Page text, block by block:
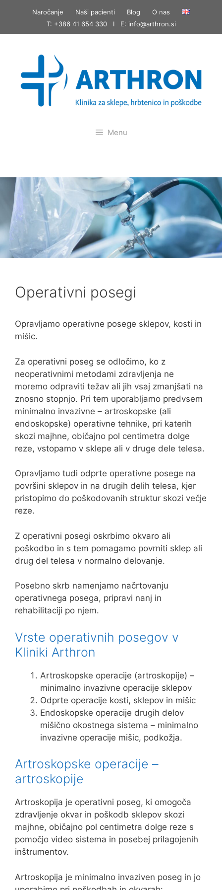
Naročanje Naši pacienti Blog
O nas
T: +386 41 654 330 I E: info@arthron.si
Menu
Operativni posegi
Opravljamo operativne posege sklepov, kosti in
mišic.
Za operativni poseg se odločimo, ko z
neoperativnimi metodami zdravljenja ne
moremo odpraviti težav ali jih vsaj zmanjšati na
znosno stopnjo. Pri tem uporabljamo predvsem
minimalno invazivne – artroskopske (ali
endoskopske) operativne tehnike, pri katerih
skozi majhne, običajno pol centimetra dolge
reze, vstopamo v sklepe ali v druge dele telesa.
Opravljamo tudi odprte operativne posege na
površini sklepov in na drugih delih telesa, kjer
pristopimo do poškodovanih struktur skozi večje
reze.
Z operativni posegi oskrbimo okvaro ali
poškodbo in s tem pomagamo povrniti sklep ali
drug del telesa v normalno delovanje.
Posebno skrb namenjamo načrtovanju
operativnega posega, pripravi nanj in
rehabilitaciji po njem.
Vrste operativnih posegov v
Kliniki Arthron
Artroskopske operacije (artroskopije) –
minimalno invazivne operacije sklepov
Odprte operacije kosti, sklepov in mišic
Endoskopske operacije drugih delov
mišično okostnega sistema – minimalno
invazivne operacije mišic, podkožja.
Artroskopske operacije –
artroskopije
Artroskopija je operativni poseg, ki omogoča
zdravljenje okvar in poškodb sklepov skozi
majhne, običajno pol centimetra dolge reze s
pomočjo video sistema in posebej prilagojenih
inštrumentov.
Artroskopija je minimalno invaziven poseg in jo